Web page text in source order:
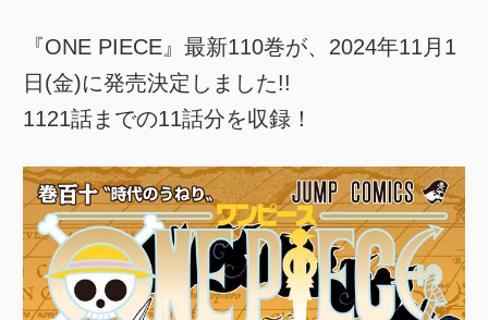
『ONE PIECE』最新110巻が、2024年11月1
日(金)に発売決定しました!!
1121話までの11話分を収録！